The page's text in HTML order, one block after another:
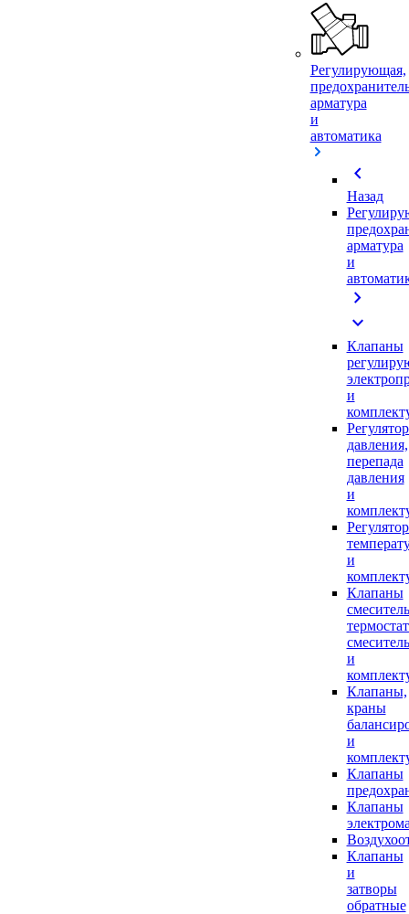
Регулирующая,
арматура
и
автоматика
chevron_left
Назад
арматура
и
chevron_right
expand_more
Клапаны
и
давления,
перепада
давления
и
и
Клапаны
и
Клапаны,
краны
и
Клапаны
Клапаны
Клапаны
и
затворы
обратные